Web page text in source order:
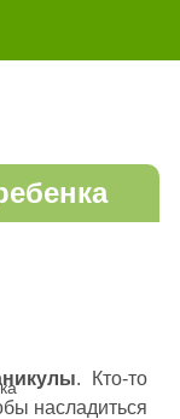
. Кто-то
насладиться